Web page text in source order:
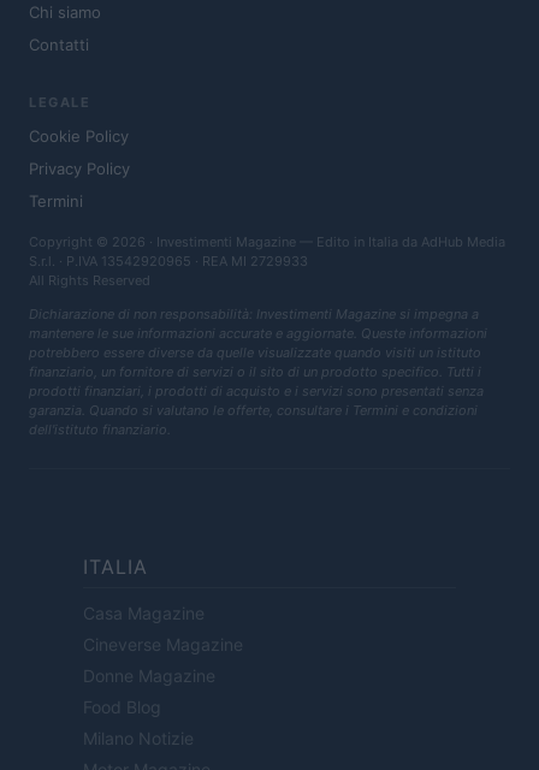
Chi siamo
Contatti
LEGALE
Cookie Policy
Privacy Policy
Termini
Copyright © 2026 · Investimenti Magazine — Edito in Italia da AdHub Media
S.r.l. · P.IVA 13542920965 · REA MI 2729933
All Rights Reserved
Dichiarazione di non responsabilità: Investimenti Magazine si impegna a
mantenere le sue informazioni accurate e aggiornate. Queste informazioni
potrebbero essere diverse da quelle visualizzate quando visiti un istituto
finanziario, un fornitore di servizi o il sito di un prodotto specifico. Tutti i
prodotti finanziari, i prodotti di acquisto e i servizi sono presentati senza
garanzia. Quando si valutano le offerte, consultare i Termini e condizioni
dell'istituto finanziario.
ITALIA
Casa Magazine
Cineverse Magazine
Donne Magazine
Food Blog
Milano Notizie